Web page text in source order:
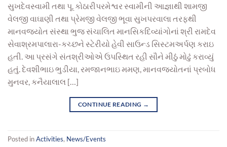
સુખદેવસ્વામી તથા પૂ. કોઠારીપરમેશ્વર સ્વામીની આજ્ઞાથી શામજી
વેલજી વાઘાણી તથા પ્રેમજી વેલજી ભૂવા સુખપરવાલા તરફથી
માનવજ્યોત સંસ્થા ભુજ સંચાલિત માનસિકદિવ્યાંગોનાં શ્રી રામદેવ
સેવાશ્રમપાલારા-કચ્છને સ્ટેરીયો હેવી સાઉન્ડ સિસ્ટમઅર્પણ કરાઇ
હતી. આ પ્રસંગે સંતશ્રીઓએ ઉપસ્થિત રહી સૌને મીઠું મોઢું કરાવ્યું
હતું. દેવશીભાઇ ભુડીયા, રમજાનભાઇ મમણ, માનવજ્યોતનાં પ્રબોધ
મુનવર, કનૈયાલાલ […]
CONTINUE READING →
Posted inActivities, News/Events